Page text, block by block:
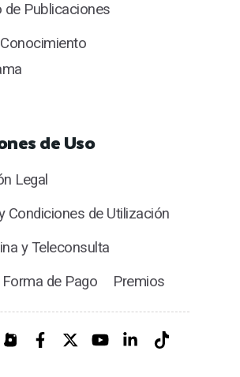
de Publicaciones
de Uso
Legal
Condiciones de Utilización
y Teleconsulta
de Pago
Premios